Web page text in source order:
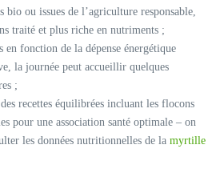
bio ou issues de l’agriculture responsable,
traité et plus riche en nutriments ;
en fonction de la dépense énergétique
la journée peut accueillir quelques
;
recettes équilibrées incluant les flocons
pour une association santé optimale – on
les données nutritionnelles de la myrtille